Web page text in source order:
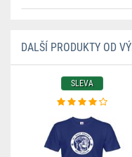
DALŠÍ PRODUKTY OD
SLEVA